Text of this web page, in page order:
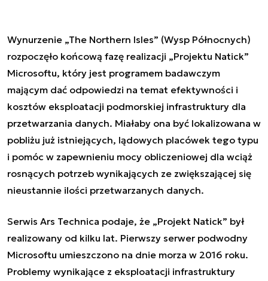
Wynurzenie „The Northern Isles” (Wysp Północnych)
rozpoczęło końcową fazę realizacji „Projektu Natick”
Microsoftu, który jest programem badawczym
mającym dać odpowiedzi na temat efektywności i
kosztów eksploatacji podmorskiej infrastruktury dla
przetwarzania danych. Miałaby ona być lokalizowana w
pobliżu już istniejących, lądowych placówek tego typu
i pomóc w zapewnieniu mocy obliczeniowej dla wciąż
rosnących potrzeb wynikających ze zwiększającej się
nieustannie ilości przetwarzanych danych.
Serwis Ars Technica podaje, że „Projekt Natick” był
realizowany od kilku lat. Pierwszy serwer podwodny
Microsoftu umieszczono na dnie morza w 2016 roku.
Problemy wynikające z eksploatacji infrastruktury